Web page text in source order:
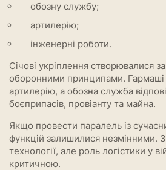
обозну службу;
артилерію;
інженерні роботи.
Січові укріплення створювалися
оборонними принципами. Гармаші
артилерію, а обозна служба
боєприпасів, провіанту та майна.
Якщо провести паралель із
функцій залишилися незмінними.
технології, але роль логістики у
критичною.